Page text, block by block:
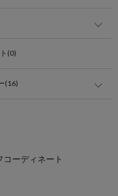
(0)
(16)